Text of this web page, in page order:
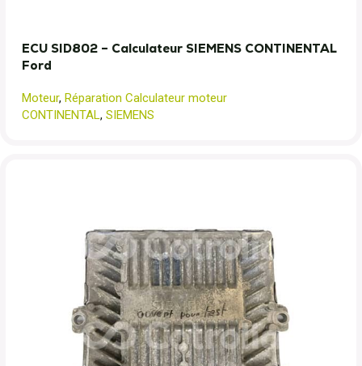
ECU SID802 – Calculateur SIEMENS CONTINENTAL
Ford
Moteur, Réparation Calculateur moteur
CONTINENTAL, SIEMENS